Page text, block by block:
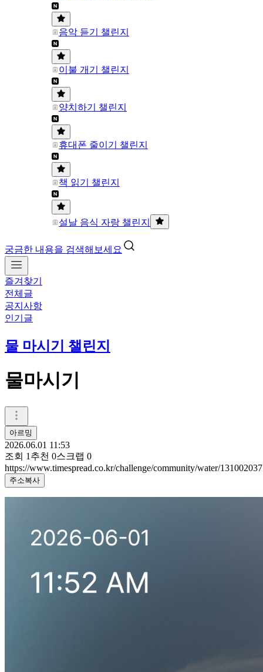
음악 듣기 챌린지
이불 개기 챌린지
양치하기 챌린지
휴대폰 줄이기 챌린지
책 읽기 챌린지
설날 음식 자랑 챌린지
궁금한 내용을 검색해보세요
즐겨찾기
전체글
공지사항
인기글
물 마시기 챌린지
물마시기
아르밍
2026.06.01 11:53
조회 1 추천 0스크랩 0
https://www.timespread.co.kr/challenge/community/water/131002037
주소복사